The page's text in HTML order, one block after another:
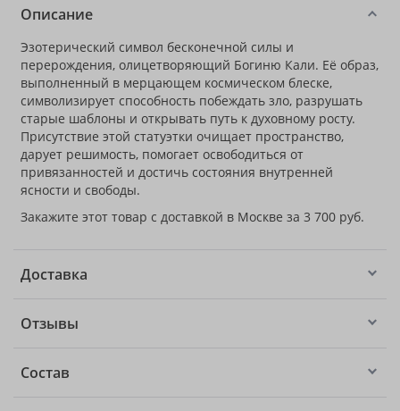
Описание
Эзотерический символ бесконечной силы и
перерождения, олицетворяющий Богиню Кали. Её образ,
выполненный в мерцающем космическом блеске,
символизирует способность побеждать зло, разрушать
старые шаблоны и открывать путь к духовному росту.
Присутствие этой статуэтки очищает пространство,
дарует решимость, помогает освободиться от
привязанностей и достичь состояния внутренней
ясности и свободы.
Закажите этот товар с доставкой в Москве за 3 700 руб.
Доставка
Отзывы
Состав